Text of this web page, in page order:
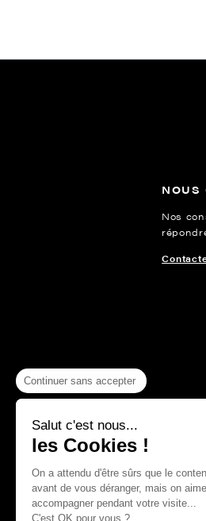
NOUS
Nos
Continuer sans accepter
Salut c'est nous...
les Cookies !
On a attendu d'être sûrs que le
avant de vous déranger, mais on
accompagner pendant votre visite...
C'est OK pour vous ?